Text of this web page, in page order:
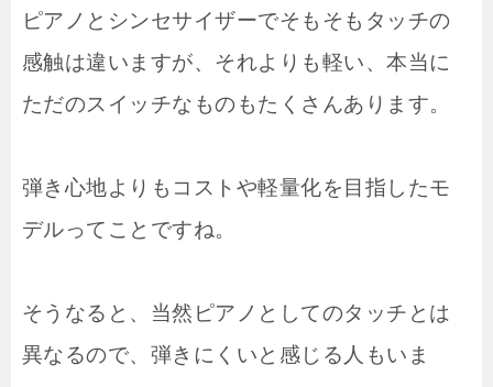
ピアノとシンセサイザーでそもそもタッチの
感触は違いますが、それよりも軽い、本当に
ただのスイッチなものもたくさんあります。
弾き心地よりもコストや軽量化を目指したモ
デルってことですね。
そうなると、当然ピアノとしてのタッチとは
異なるので、弾きにくいと感じる人もいま